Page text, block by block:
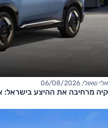
אלי שאולי, 06/08/2026
קיה מרחיבה את ההיצע בישראל: